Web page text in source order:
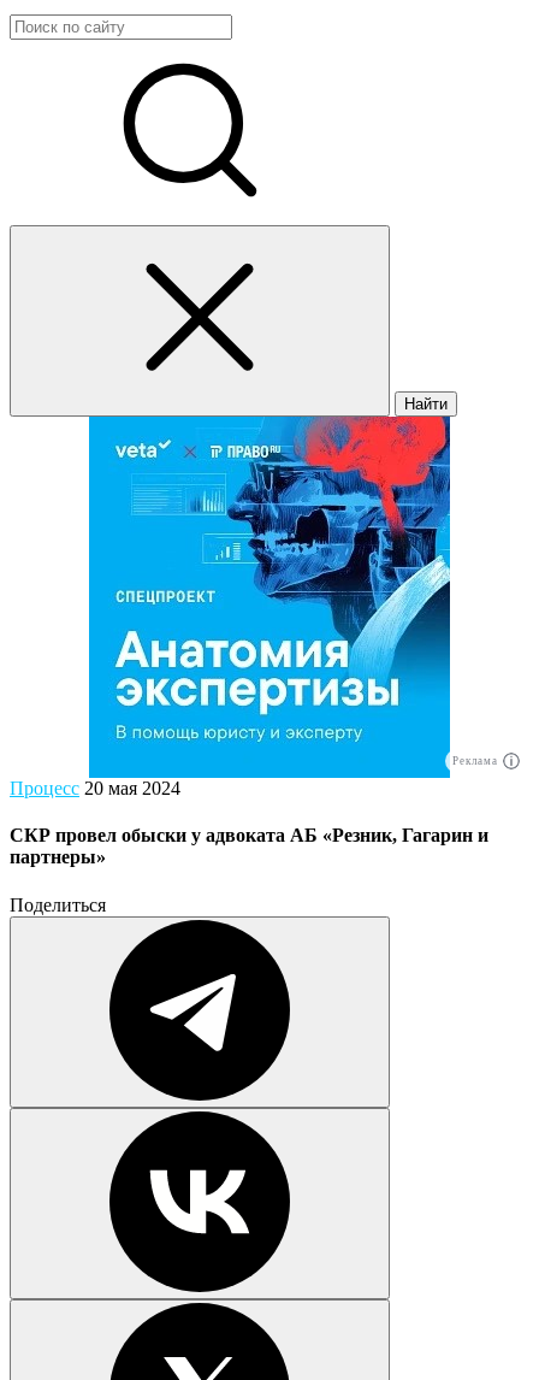
Найти
Реклама
Процесс 20 мая 2024
СКР провел обыски у адвоката АБ «Резник, Гагарин и
партнеры»
Поделиться